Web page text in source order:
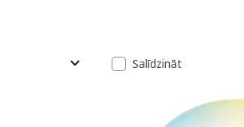
Rezultātu
Salīdzināt